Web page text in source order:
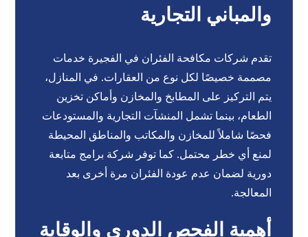
والمباني التجارية
تقدم شركات مكافحة الفئران في الفجيرة خدمات
مصممة خصيصًا لكل نوع من العقارات. في المنازل،
يتم التركيز على المطابخ والمخازن وأماكن تخزين
الطعام، بينما تشمل المنشآت التجارية والمستودعات
فحصًا شاملاً للمخازن والمكاتب والمناطق المحيطة
لمنع أي خطر محتمل. كما توفر شركة برامج متابعة
دورية لضمان عدم عودة الفئران مرة أخرى بعد
المعالجة.
أهمية الفحص الدوري والوقاية